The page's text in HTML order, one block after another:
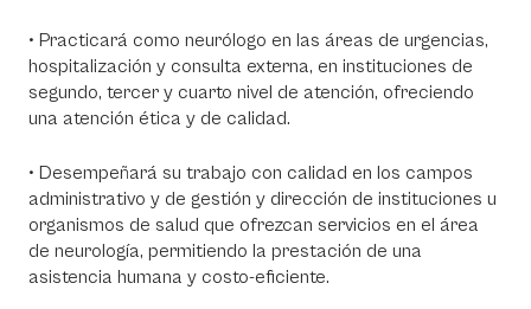
• Practicará como neurólogo en las áreas de urgencias,
hospitalización y consulta externa, en instituciones de
segundo, tercer y cuarto nivel de atención, ofreciendo
una atención ética y de calidad.
• Desempeñará su trabajo con calidad en los campos
administrativo y de gestión y dirección de instituciones u
organismos de salud que ofrezcan servicios en el área
de neurología, permitiendo la prestación de una
asistencia humana y costo-eficiente.